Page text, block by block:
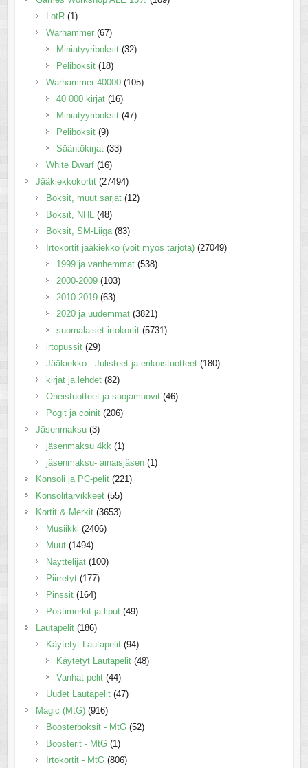
LotR (1)
Warhammer (67)
Miniatyyriboksit (32)
Peliboksit (18)
Warhammer 40000 (105)
40 000 kirjat (16)
Miniatyyriboksit (47)
Peliboksit (9)
Sääntökirjat (33)
White Dwarf (16)
Jääkiekkokortit (27494)
Boksit, muut sarjat (12)
Boksit, NHL
(48)
Boksit, SM-Liiga (83)
Irtokortit jääkiekko (voit myös tarjota) (27049)
1999 ja vanhemmat (538)
2000-2009 (103)
2010-2019 (63)
2020 ja uudemmat (3821)
suomalaiset irtokortit (5731)
irtopussit (29)
Jääkiekko - Julisteet ja erikoistuotteet (180)
kirjat ja lehdet (82)
Oheistuotteet ja suojamuovit (46)
Pogit ja coinit (206)
Jäsenmaksu (3)
jäsenmaksu 4kk (1)
jäsenmaksu- ainaisjäsen (1)
Konsoli ja PC-pelit (221)
Konsolitarvikkeet (55)
Kortit & Merkit (3653)
Musiikki (2406)
Muut (1494)
Näyttelijät (100)
Piirretyt (177)
Pinssit (164)
Postimerkit ja liput (49)
Lautapelit (186)
Käytetyt Lautapelit (94)
Käytetyt Lautapelit (48)
Vanhat pelit (44)
Uudet Lautapelit (47)
Magic (MtG) (916)
Boosterboksit - MtG (52)
Boosterit - MtG (1)
Irtokortit - MtG (806)